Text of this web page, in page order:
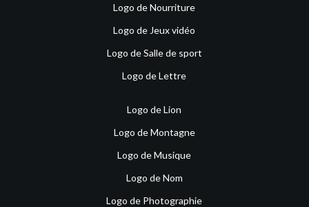
Logo de Nourriture
Logo de Jeux vidéo
Logo de Salle de sport
Logo de Lettre
Logo de Lion
Logo de Montagne
Logo de Musique
Logo de Nom
Logo de Photographie